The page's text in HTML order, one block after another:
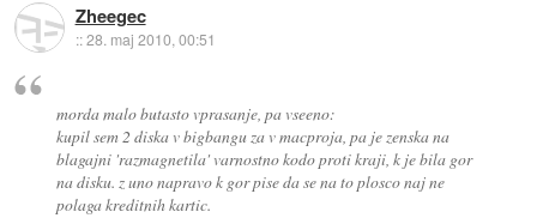
Zheegec
::28. maj 2010, 00:51
morda malo butasto vprasanje, pa vseeno:
kupil sem 2 diska v bigbangu za v macproja, pa je zenska na
blagajni 'razmagnetila' varnostno kodo proti kraji, k je bila gor
na disku. z uno napravo k gor pise da se na to plosco naj ne
polaga kreditnih kartic.